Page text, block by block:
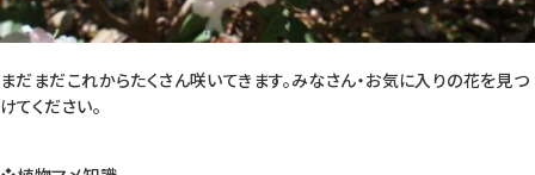
まだまだこれからたくさん咲いてきます。みなさん・お気に入りの花を見つ
けてください。